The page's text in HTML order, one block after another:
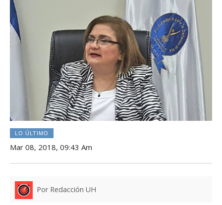
LO ÚLTIMO
Mar 08, 2018, 09:43 Am
Por Redacción UH